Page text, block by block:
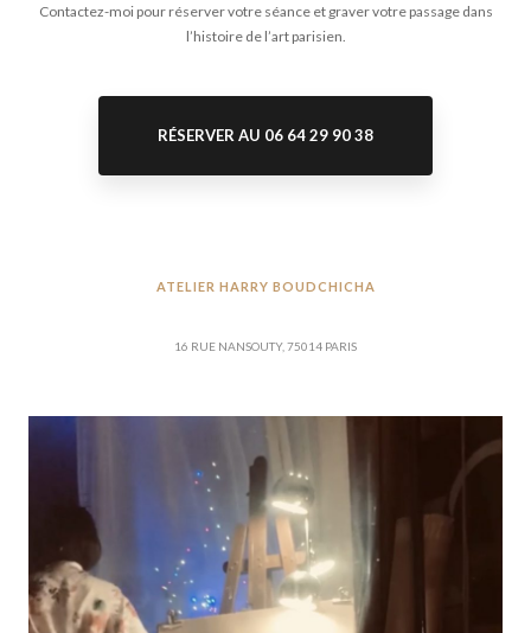
Contactez-moi pour réserver votre séance et graver votre passage dans
l’histoire de l’art parisien.
RÉSERVER AU 06 64 29 90 38
ATELIER HARRY BOUDCHICHA
16 RUE NANSOUTY, 75014 PARIS